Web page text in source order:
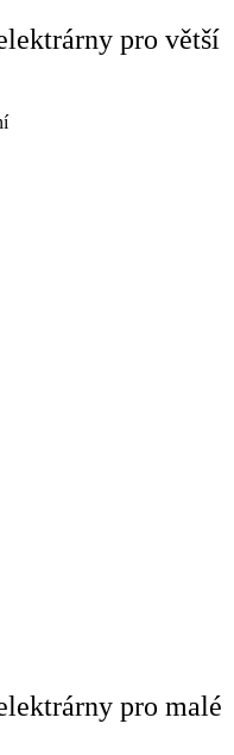
pro větší
pro malé